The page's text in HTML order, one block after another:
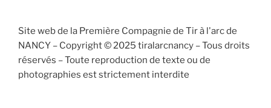
Site web de la Première Compagnie de Tir à l'arc de
NANCY – Copyright © 2025 tiralarcnancy – Tous droits
réservés – Toute reproduction de texte ou de
photographies est strictement interdite